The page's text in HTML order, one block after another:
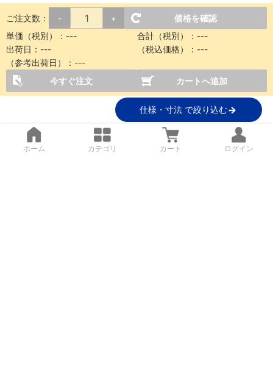
ご注文数： - +
価格を確認
単価（税別）： --- 合計（税別）： ---
出荷日： --- （税込価格）： ---
（参考出荷日）： ---
今すぐ注文
カートへ追加
仕様・寸法 で絞り込む
ホーム カテゴリ カート ログイン